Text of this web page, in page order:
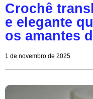
Crochê
e elegante
os amantes
1 de novembro de 2025